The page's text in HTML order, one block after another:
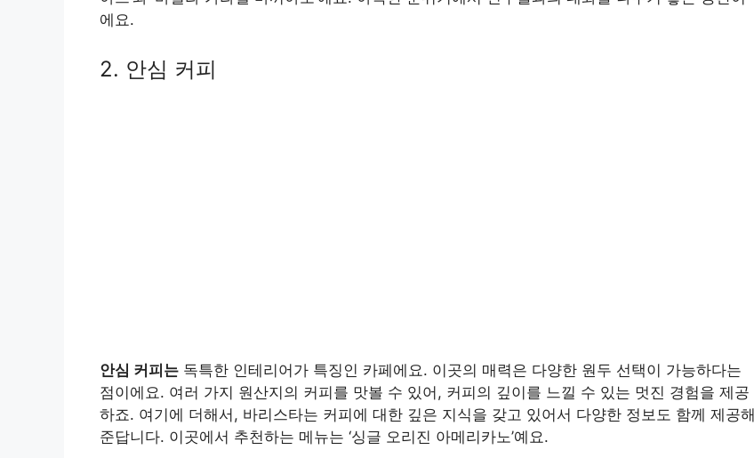
에요.
2. 안심 커피
안심 커피는 독특한 인테리어가 특징인 카페에요. 이곳의 매력은 다양한 원두 선택이 가능하다는
점이에요. 여러 가지 원산지의 커피를 맛볼 수 있어, 커피의 깊이를 느낄 수 있는 멋진 경험을 제공
하죠. 여기에 더해서, 바리스타는 커피에 대한 깊은 지식을 갖고 있어서 다양한 정보도 함께 제공해
준답니다. 이곳에서 추천하는 메뉴는 ‘싱글 오리진 아메리카노’예요.